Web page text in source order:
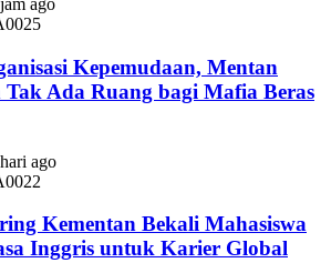
ago
Kepemudaan, Mentan
Tak Ada Ruang bagi Mafia Beras
ago
Kementan Bekali Mahasiswa
Inggris untuk Karier Global